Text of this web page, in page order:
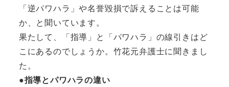
「逆パワハラ」や名誉毀損で訴えることは可能
か、と聞いています。
果たして、「指導」と「パワハラ」の線引きはど
こにあるのでしょうか。竹花元弁護士に聞きまし
た。
●指導とパワハラの違い